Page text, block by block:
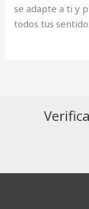
se adapte a ti y
todos tus